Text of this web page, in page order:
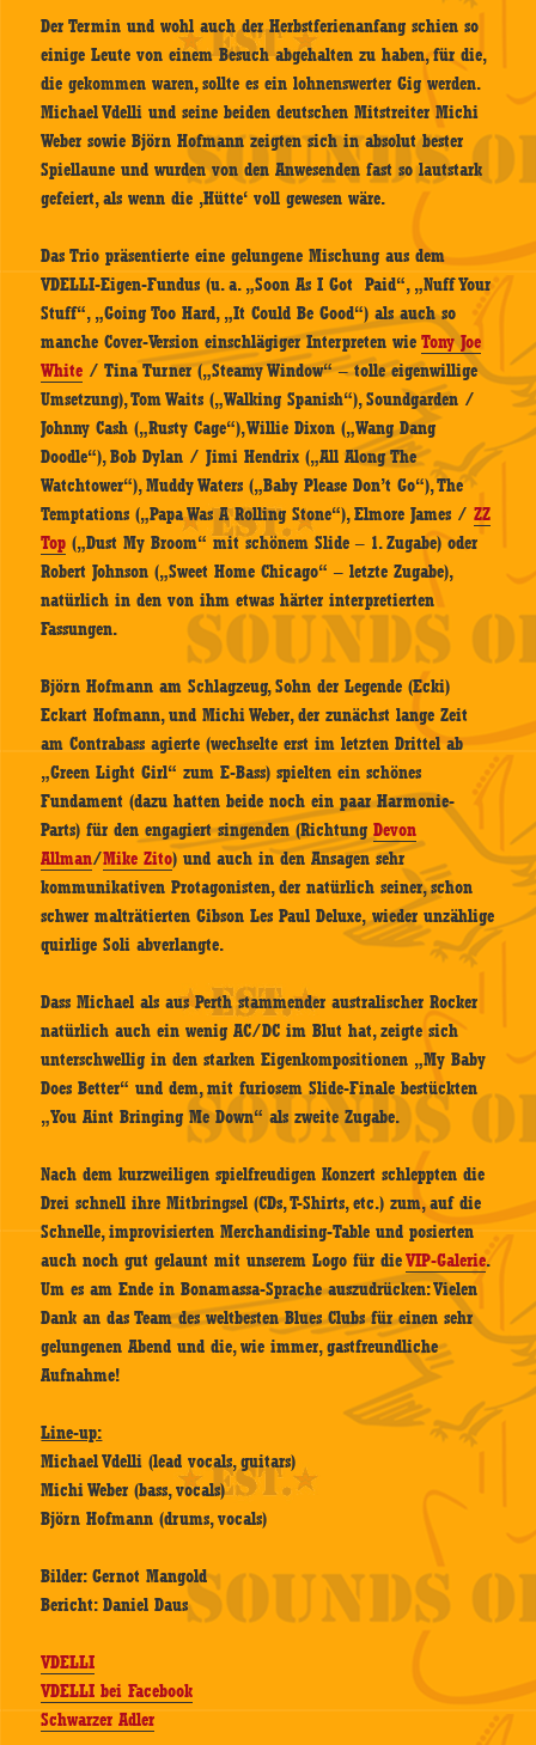
Der Termin und wohl auch der Herbstferienanfang schien so
einige Leute von einem Besuch abgehalten zu haben, für die,
die gekommen waren, sollte es ein lohnenswerter Gig werden.
Michael Vdelli und seine beiden deutschen Mitstreiter Michi
Weber sowie Björn Hofmann zeigten sich in absolut bester
Spiellaune und wurden von den Anwesenden fast so lautstark
gefeiert, als wenn die ‚Hütte‘ voll gewesen wäre.
Das Trio präsentierte eine gelungene Mischung aus dem
VDELLI-Eigen-Fundus (u. a. „Soon As I Got Paid“, „Nuff Your
Stuff“, „Going Too Hard, „It Could Be Good“) als auch so
manche Cover-Version einschlägiger Interpreten wieTony Joe
White / Tina Turner („Steamy Window“ – tolle eigenwillige
Umsetzung), Tom Waits („Walking Spanish“), Soundgarden /
Johnny Cash („Rusty Cage“), Willie Dixon („Wang Dang
Doodle“), Bob Dylan / Jimi Hendrix („All Along The
Watchtower“), Muddy Waters („Baby Please Don’t Go“), The
Temptations („Papa Was A Rolling Stone“), Elmore James /ZZ
Top („Dust My Broom“ mit schönem Slide – 1. Zugabe) oder
Robert Johnson („Sweet Home Chicago“ – letzte Zugabe),
natürlich in den von ihm etwas härter interpretierten
Fassungen.
Björn Hofmann am Schlagzeug, Sohn der Legende (Ecki)
Eckart Hofmann, und Michi Weber, der zunächst lange Zeit
am Contrabass agierte (wechselte erst im letzten Drittel ab
„Green Light Girl“ zum E-Bass) spielten ein schönes
Fundament (dazu hatten beide noch ein paar Harmonie-
Parts) für den engagiert singenden (RichtungDevon
Allman/Mike Zito) und auch in den Ansagen sehr
kommunikativen Protagonisten, der natürlich seiner, schon
schwer malträtierten Gibson Les Paul Deluxe, wieder unzählige
quirlige Soli abverlangte.
Dass Michael als aus Perth stammender australischer Rocker
natürlich auch ein wenig AC/DC im Blut hat, zeigte sich
unterschwellig in den starken Eigenkompositionen „My Baby
Does Better“ und dem, mit furiosem Slide-Finale bestückten
„You Aint Bringing Me Down“ als zweite Zugabe.
Nach dem kurzweiligen spielfreudigen Konzert schleppten die
Drei schnell ihre Mitbringsel (CDs, T-Shirts, etc.) zum, auf die
Schnelle, improvisierten Merchandising-Table und posierten
auch noch gut gelaunt mit unserem Logo für dieVIP-Galerie.
Um es am Ende in Bonamassa-Sprache auszudrücken: Vielen
Dank an das Team des weltbesten Blues Clubs für einen sehr
gelungenen Abend und die, wie immer, gastfreundliche
Aufnahme!
Line-up:
Michael Vdelli (lead vocals, guitars)
Michi Weber (bass, vocals)
Björn Hofmann (drums, vocals)
Bilder: Gernot Mangold
Bericht: Daniel Daus
VDELLI
VDELLI bei Facebook
Schwarzer Adler